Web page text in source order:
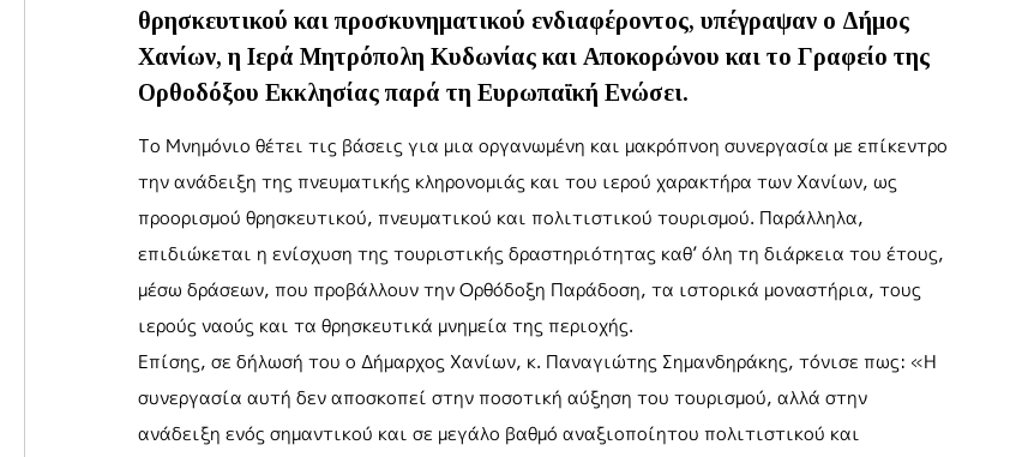
θρησκευτικού και προσκυνηματικού ενδιαφέροντος, υπέγραψαν ο Δήμος
Χανίων, η Ιερά Μητρόπολη Κυδωνίας και Αποκορώνου και το Γραφείο της
Ορθοδόξου Εκκλησίας παρά τη Ευρωπαϊκή Ενώσει.
Το Μνημόνιο θέτει τις βάσεις για μια οργανωμένη και μακρόπνοη συνεργασία με επίκεντρο
την ανάδειξη της πνευματικής κληρονομιάς και του ιερού χαρακτήρα των Χανίων, ως
προορισμού θρησκευτικού, πνευματικού και πολιτιστικού τουρισμού. Παράλληλα,
επιδιώκεται η ενίσχυση της τουριστικής δραστηριότητας καθ’ όλη τη διάρκεια του έτους,
μέσω δράσεων, που προβάλλουν την Ορθόδοξη Παράδοση, τα ιστορικά μοναστήρια, τους
ιερούς ναούς και τα θρησκευτικά μνημεία της περιοχής.
Επίσης, σε δήλωσή του ο Δήμαρχος Χανίων, κ. Παναγιώτης Σημανδηράκης, τόνισε πως: «Η
συνεργασία αυτή δεν αποσκοπεί στην ποσοτική αύξηση του τουρισμού, αλλά στην
ανάδειξη ενός σημαντικού και σε μεγάλο βαθμό αναξιοποίητου πολιτιστικού και